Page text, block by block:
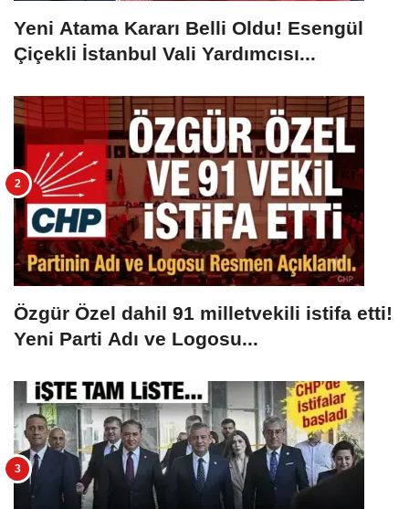
Yeni Atama Kararı Belli Oldu! Esengül
Çiçekli İstanbul Vali Yardımcısı...
Özgür Özel dahil 91 milletvekili istifa etti!
Yeni Parti Adı ve Logosu...